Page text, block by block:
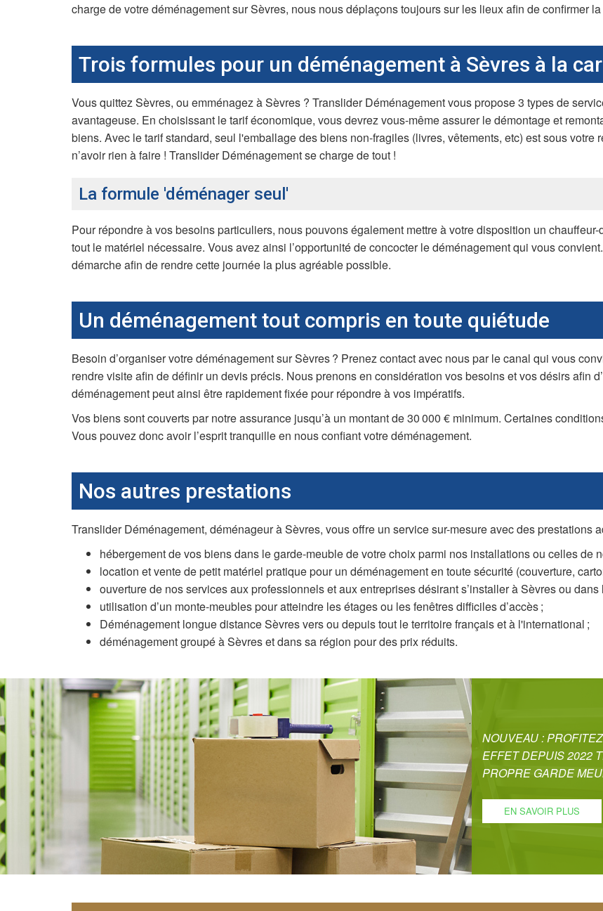
charge de votre déménagement sur Sèvres, nous nous déplaçons toujours sur les lieux afin de confirmer
Trois formules pour un déménagement à Sèvres à la
Vous quittez Sèvres, ou emménagez à Sèvres ? Translider Déménagement vous propose 3 types de
avantageuse. En choisissant le tarif économique, vous devrez vous-même assurer le démontage et
biens. Avec le tarif standard, seul l'emballage des biens non-fragiles (livres, vêtements, etc) est sous
n’avoir rien à faire ! Translider Déménagement se charge de tout !
La formule 'déménager seul'
Pour répondre à vos besoins particuliers, nous pouvons également mettre à votre disposition un
tout le matériel nécessaire. Vous avez ainsi l’opportunité de concocter le déménagement qui vous
démarche afin de rendre cette journée la plus agréable possible.
Un déménagement tout compris en toute quiétude
Besoin d’organiser votre déménagement sur Sèvres ? Prenez contact avec nous par le canal qui vous
rendre visite afin de définir un devis précis. Nous prenons en considération vos besoins et vos désirs afin
déménagement peut ainsi être rapidement fixée pour répondre à vos impératifs.
Vos biens sont couverts par notre assurance jusqu’à un montant de 30 000 € minimum. Certaines
Vous pouvez donc avoir l’esprit tranquille en nous confiant votre déménagement.
Nos autres prestations
Translider Déménagement, déménageur à Sèvres, vous offre un service sur-mesure avec des prestations
hébergement de vos biens dans le garde-meuble de votre choix parmi nos installations ou celles de
location et vente de petit matériel pratique pour un déménagement en toute sécurité (couverture,
ouverture de nos services aux professionnels et aux entreprises désirant s’installer à Sèvres ou dans
utilisation d’un monte-meubles pour atteindre les étages ou les fenêtres difficiles d’accès ;
Déménagement longue distance Sèvres vers ou depuis tout le territoire français et à l'international ;
déménagement groupé à Sèvres et dans sa région pour des prix réduits.
NOUVEAU :
EFFET DEPUIS 2022
PROPRE GARDE
EN SAVOIR PLUS